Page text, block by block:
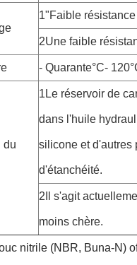
1"Faible
2Une faible
- Quarante°C- 120
du
1Le réservoir de
dans l'huile
silicone et d'autres
d'étanchéité.
2Il s'agit
moins chère.
nitrile (NBR, Buna-N)